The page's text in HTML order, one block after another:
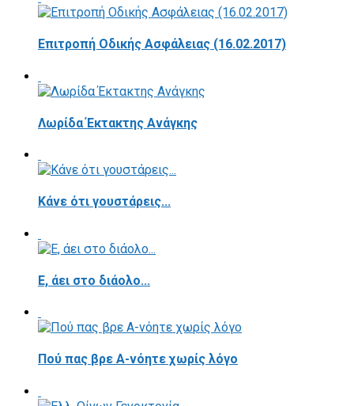
Επιτροπή Οδικής Ασφάλειας (16.02.2017)
Λωρίδα Έκτακτης Ανάγκης
Κάνε ότι γουστάρεις...
E, άει στο διάολο...
Πού πας βρε Α-νόητε χωρίς λόγο